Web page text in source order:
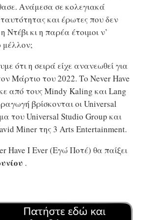
Ανάμεσα σε κολεγιακά
ταυτότητας και έρωτες που δεν
Ντέβι κι η παρέα έτοιμοι ν’
μέλλον;
ότι η σειρά είχε ανανεωθεί για
Μάρτιο του 2022. Το Never Have
από τους Mindy Kaling και Lang
βρίσκονται οι Universal
του Universal Studio Group και
Miner της 3 Arts Entertainment.
Have I Ever (Εγώ Ποτέ) θα παίξει
.